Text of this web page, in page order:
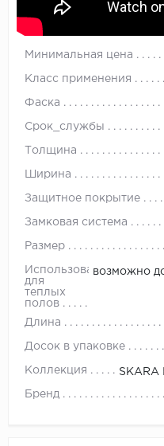
Минимальная цена
Класс применения
Фаска
Срок_службы
Толщина
Ширина
Защитное покрытие
Замковая система
Размер
Использование
для
теплых
полов
возможно
Длина
Досок в упаковке
Коллекция SKARA
Бренд